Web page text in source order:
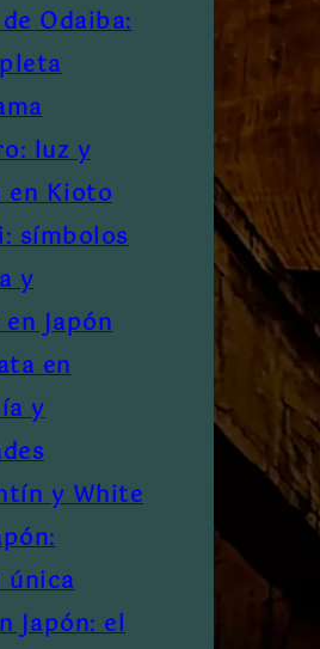
Odaiba:
luz y
Kioto
símbolos
y
Japón
en
y
y White
Japón: el